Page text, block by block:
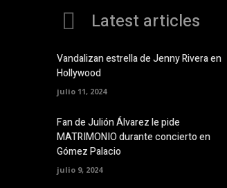
Latest articles
Vandalizan estrella de Jenny Rivera en
Hollywood
julio 11, 2024
Fan de Julión Álvarez le pide
MATRIMONIO durante concierto en
Gómez Palacio
julio 9, 2024